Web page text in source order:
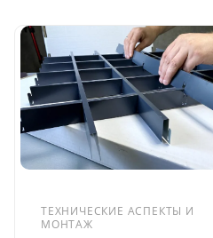
ТЕХНИЧЕСКИЕ АСПЕКТЫ И
МОНТАЖ